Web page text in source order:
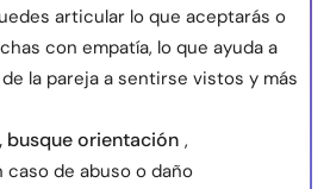
articular lo que aceptarás o
con empatía, lo que ayuda a
la pareja a sentirse vistos y más
busque orientación ,
de abuso o daño